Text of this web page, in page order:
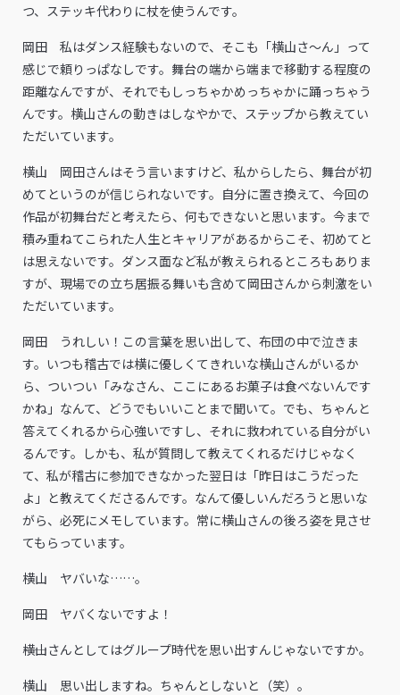
つ、ステッキ代わりに杖を使うんです。
岡田 私はダンス経験もないので、そこも「横山さ～ん」って
感じで頼りっぱなしです。舞台の端から端まで移動する程度の
距離なんですが、それでもしっちゃかめっちゃかに踊っちゃう
んです。横山さんの動きはしなやかで、ステップから教えてい
ただいています。
横山 岡田さんはそう言いますけど、私からしたら、舞台が初
めてというのが信じられないです。自分に置き換えて、今回の
作品が初舞台だと考えたら、何もできないと思います。今まで
積み重ねてこられた人生とキャリアがあるからこそ、初めてと
は思えないです。ダンス面など私が教えられるところもありま
すが、現場での立ち居振る舞いも含めて岡田さんから刺激をい
ただいています。
岡田 うれしい！この言葉を思い出して、布団の中で泣きま
す。いつも稽古では横に優しくてきれいな横山さんがいるか
ら、ついつい「みなさん、ここにあるお菓子は食べないんです
かね」なんて、どうでもいいことまで聞いて。でも、ちゃんと
答えてくれるから心強いですし、それに救われている自分がい
るんです。しかも、私が質問して教えてくれるだけじゃなく
て、私が稽古に参加できなかった翌日は「昨日はこうだった
よ」と教えてくださるんです。なんて優しいんだろうと思いな
がら、必死にメモしています。常に横山さんの後ろ姿を見させ
てもらっています。
横山 ヤバいな……。
岡田 ヤバくないですよ！
――横山さんとしてはグループ時代を思い出すんじゃないですか。
横山 思い出しますね。ちゃんとしないと（笑）。